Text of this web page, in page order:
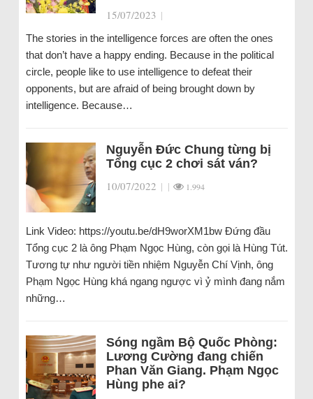
15/07/2023 |
The stories in the intelligence forces are often the ones
that don’t have a happy ending. Because in the political
circle, people like to use intelligence to defeat their
opponents, but are afraid of being brought down by
intelligence. Because…
Nguyễn Đức Chung từng bị
Tổng cục 2 chơi sát ván?
10/07/2022 | | 1.994
Link Video: https://youtu.be/dH9worXM1bw Đứng đầu
Tổng cục 2 là ông Phạm Ngọc Hùng, còn gọi là Hùng Tút.
Tương tự như người tiền nhiệm Nguyễn Chí Vịnh, ông
Phạm Ngọc Hùng khá ngang ngược vì ỷ mình đang nắm
những…
Sóng ngầm Bộ Quốc Phòng:
Lương Cường đang chiến
Phan Văn Giang. Phạm Ngọc
Hùng phe ai?